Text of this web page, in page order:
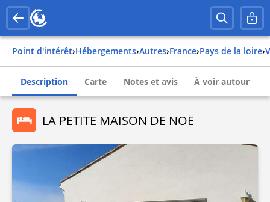
Point d'intérêt› Hébergements› Autres› france› pays de la loire›
Description Carte Notes et avis À voir autour
LA PETITE MAISON DE NOË